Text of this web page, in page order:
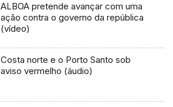
ALBOA pretende avançar com uma
ação contra o governo da república
(vídeo)
Costa norte e o Porto Santo sob
aviso vermelho (áudio)